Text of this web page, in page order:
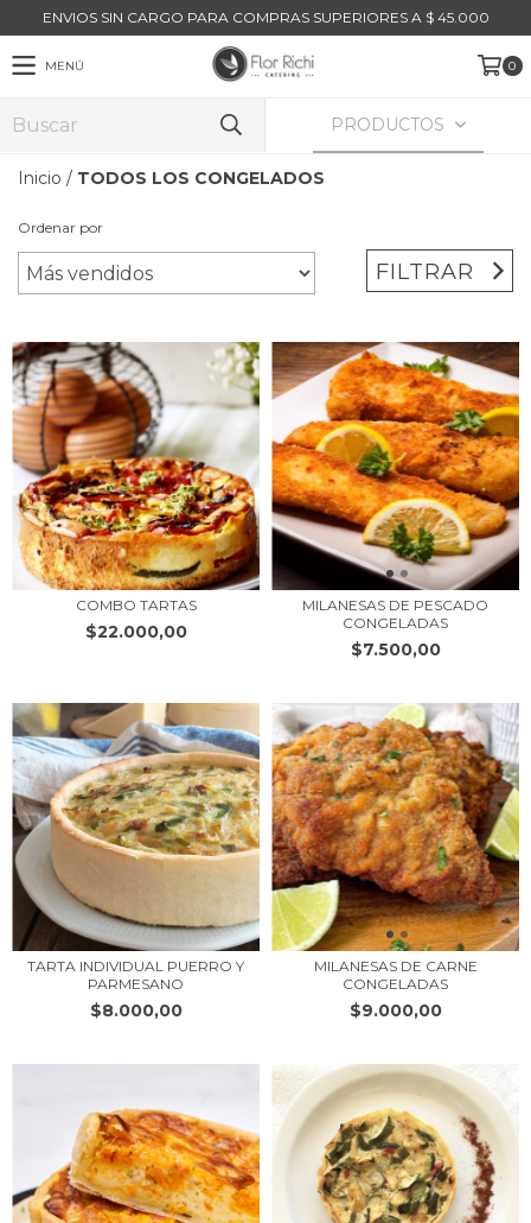
ENVIOS SIN CARGO PARA COMPRAS SUPERIORES A $ 45.000
MENÚ 0
PRODUCTOS
Inicio / TODOS LOS CONGELADOS
Ordenar por
FILTRAR
COMBO TARTAS
$22.000,00
MILANESAS DE PESCADO
CONGELADAS
$7.500,00
TARTA INDIVIDUAL PUERRO Y
PARMESANO
$8.000,00
MILANESAS DE CARNE
CONGELADAS
$9.000,00